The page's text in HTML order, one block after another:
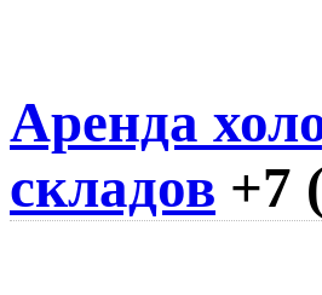
Аренда
складов +7